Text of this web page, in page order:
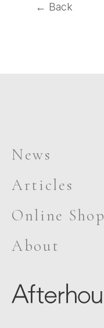
← Back
News
Articles
Online Shop
About